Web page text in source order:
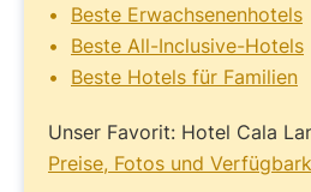
Beste Erwachsenenhotels
Beste All-Inclusive-Hotels
Beste Hotels für Familien
Unser Favorit: Hotel Cala
Preise, Fotos und